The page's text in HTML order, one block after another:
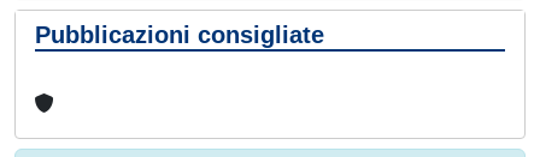
Pubblicazioni consigliate